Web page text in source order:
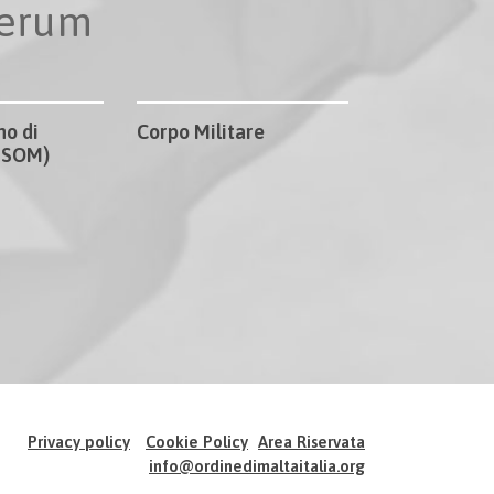
di
Corpo Militare
Privacy policy Cookie Policy Area Riservata
info@ordinedimaltaitalia.org